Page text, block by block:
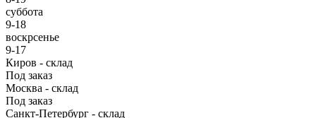
суббота
9-18
воскрсенье
9-17
Киров - склад
Под заказ
Москва - склад
Под заказ
Санкт-Петербург - склад